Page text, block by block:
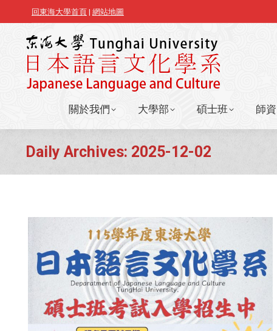
回東海大學首頁 | 網站地圖
關於我們 大學部 碩士班 師資
Daily Archives: 2025-12-02
關於我們 大學部 碩士班 師資